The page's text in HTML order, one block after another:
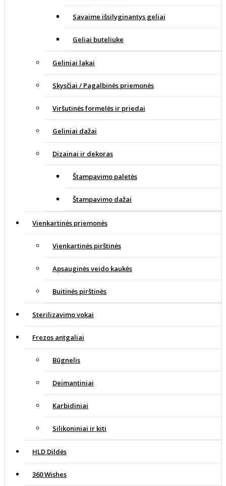
Savaime išsilyginantys geliai
Geliai buteliuke
Geliniai lakai
Skysčiai / Pagalbinės priemonės
Viršutinės formelės ir priedai
Geliniai dažai
Dizainai ir dekoras
Štampavimo paletės
Štampavimo dažai
Vienkartinės priemonės
Vienkartinės pirštinės
Apsauginės veido kaukės
Buitinės pirštinės
Sterilizavimo vokai
Frezos antgaliai
Būgnelis
Deimantiniai
Karbidiniai
Silikoniniai ir kiti
HLD Dildės
360 Wishes